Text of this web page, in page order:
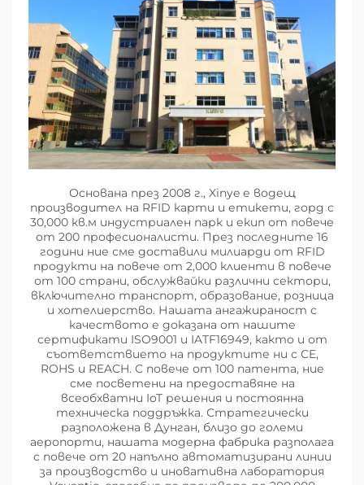
Основана през 2008 г., Xinye е водещ
производител на RFID карти и етикети, горд с
30,000 кв.м индустриален парк и екип от повече
от 200 професионалисти. През последните 16
години ние сме доставили милиарди от RFID
продукти на повече от 2,000 клиенти в повече
от 100 страни, обслужвайки различни сектори,
включително транспорт, образование, розница
и хотелиерство. Нашата ангажираност с
качеството е доказана от нашите
сертификати ISO9001 и IATF16949, както и от
съответствието на продуктите ни с CE,
ROHS и REACH. С повече от 100 патента, ние
сме посветени на предоставяне на
всеобхватни IoT решения и постоянна
техническа поддръжка. Стратегически
разположена в Дунган, близо до големи
аеропорти, нашата модерна фабрика разполага
с повече от 20 напълно автоматизирани линии
за производство и иновативна лаборатория